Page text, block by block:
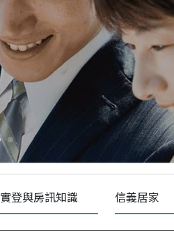
年 07月 成交
四維天廈
新竹市新竹市四維路
115 月 成交
菁英典藏
新竹市新竹市慈祥路
實登與房訊知識 信義居家